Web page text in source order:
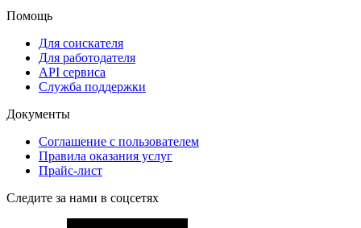
Помощь
Для соискателя
Для работодателя
API сервиса
Служба поддержки
Документы
Соглашение с пользователем
Правила оказания услуг
Прайс-лист
Следите за нами в соцсетях